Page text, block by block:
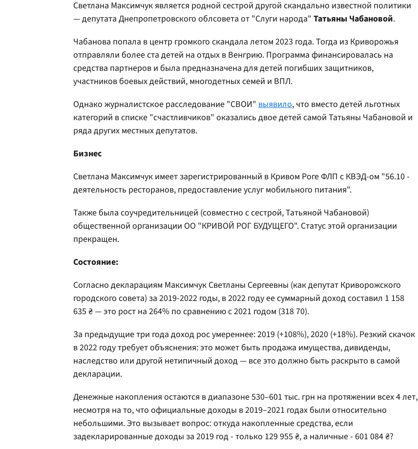
Светлана Максимчук является родной сестрой другой скандально известной политики
— депутата Днепропетровского облсовета от "Слуги народа" Татьяны Чабановой.
Чабанова попала в центр громкого скандала летом 2023 года. Тогда из Криворожья
отправляли более ста детей на отдых в Венгрию. Программа финансировалась на
средства партнеров и была предназначена для детей погибших защитников,
участников боевых действий, многодетных семей и ВПЛ.
Однако журналистское расследование "СВОИ" выявило, что вместо детей льготных
категорий в списке "счастливчиков" оказались двое детей самой Татьяны Чабановой и
ряда других местных депутатов.
Бизнес
Светлана Максимчук имеет зарегистрированный в Кривом Роге ФЛП с КВЭД-ом "56.10 -
деятельность ресторанов, предоставление услуг мобильного питания".
Также была соучредительницей (совместно с сестрой, Татьяной Чабановой)
общественной организации ОО "КРИВОЙ РОГ БУДУЩЕГО". Статус этой организации
прекращен.
Состояние:
Согласно декларациям Максимчук Светланы Сергеевны (как депутат Криворожского
городского совета) за 2019-2022 годы, в 2022 году ее суммарный доход составил 1 158
635 ₴ — это рост на 264% по сравнению с 2021 годом (318 70).
За предыдущие три года доход рос умереннее: 2019 (+108%), 2020 (+18%). Резкий скачок
в 2022 году требует объяснения: это может быть продажа имущества, дивиденды,
наследство или другой нетипичный доход — все это должно быть раскрыто в самой
декларации.
Денежные накопления остаются в диапазоне 530–601 тыс. грн на протяжении всех 4 лет,
несмотря на то, что официальные доходы в 2019–2021 годах были относительно
небольшими. Это вызывает вопрос: откуда накопленные средства, если
задекларированные доходы за 2019 год - только 129 955 ₴, а наличные - 601 084 ₴?